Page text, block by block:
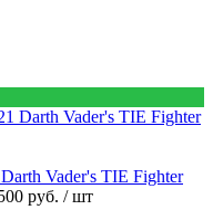
Vader's TIE Fighter
руб. / шт